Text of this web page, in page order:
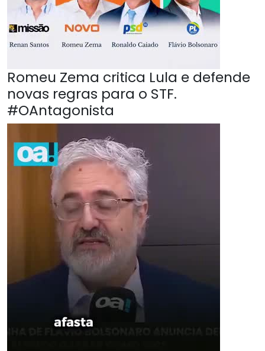
Romeu Zema critica Lula e defende
novas regras para o STF.
#OAntagonista